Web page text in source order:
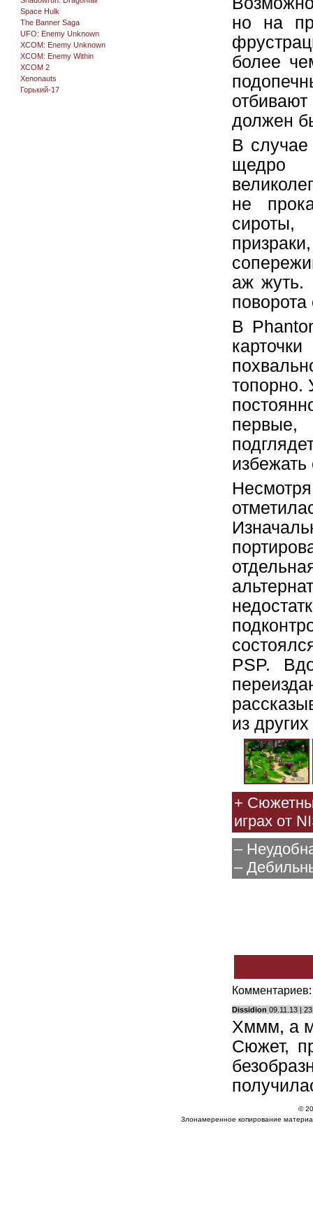
Space Hulk
The Banner Saga
UFO: Enemy Unknown
XCOM: Enemy Unknown
XCOM: Enemy Within
XCOM 2
Xenonauts
Горький-17
но на
более
должен
В
щедро
не
сироты,
аж жуть.
В
топорно.
первые,
PSP.
из
+
играх от
–
–
Комментариев:
Dissidion 09.11.13 |
Хммм, а
Сюжет,
©
Злонамеренное копирование